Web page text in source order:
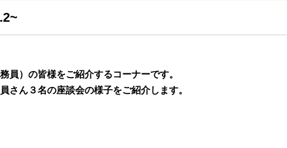
員）の皆様をご紹介するコーナーです。
さん３名の座談会の様子をご紹介します。